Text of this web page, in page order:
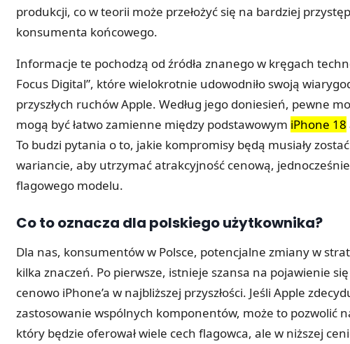
produkcji, co w teorii może przełożyć się na bardziej
konsumenta końcowego.
Informacje te pochodzą od źródła znanego w kręgach
Focus Digital”, które wielokrotnie udowodniło swoją
przyszłych ruchów Apple. Według jego doniesień, pewne
mogą być łatwo zamienne między podstawowym iPhone 18
To budzi pytania o to, jakie kompromisy będą musiały
wariancie, aby utrzymać atrakcyjność cenową,
flagowego modelu.
Co to oznacza dla polskiego użytkownika?
Dla nas, konsumentów w Polsce, potencjalne zmiany w
kilka znaczeń. Po pierwsze, istnieje szansa na pojawienie
cenowo iPhone’a w najbliższej przyszłości. Jeśli Apple
zastosowanie wspólnych komponentów, może to pozwolić
który będzie oferował wiele cech flagowca, ale w niższej